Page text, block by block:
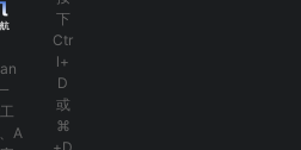
、 A
下
Ctr
l+
D
或
⌘